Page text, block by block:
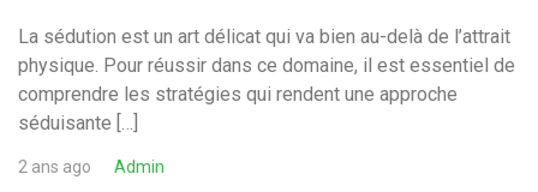
La sédution est un art délicat qui va bien au-delà de l’attrait
physique. Pour réussir dans ce domaine, il est essentiel de
comprendre les stratégies qui rendent une approche
séduisante […]
2 ans ago Admin